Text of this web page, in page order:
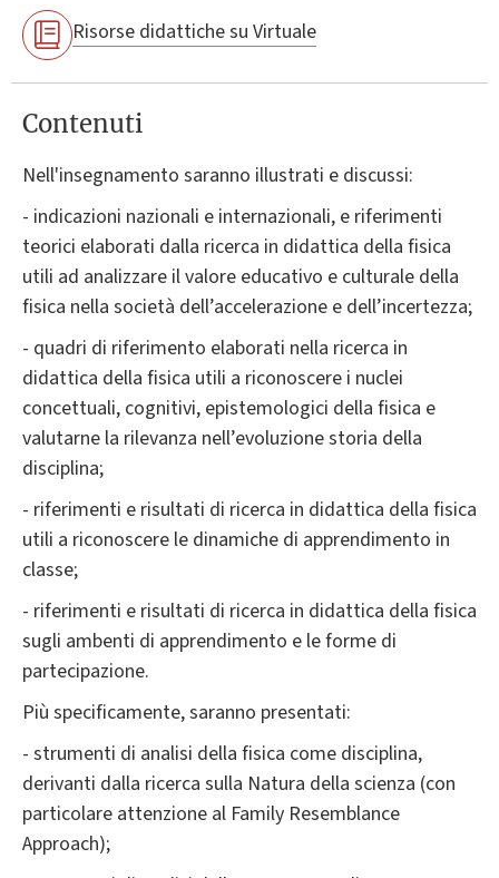
Risorse didattiche su Virtuale
Contenuti
Nell'insegnamento saranno illustrati e discussi:
- indicazioni nazionali e internazionali, e riferimenti
teorici elaborati dalla ricerca in didattica della fisica
utili ad analizzare il valore educativo e culturale della
fisica nella società dell’accelerazione e dell’incertezza;
- quadri di riferimento elaborati nella ricerca in
didattica della fisica utili a riconoscere i nuclei
concettuali, cognitivi, epistemologici della fisica e
valutarne la rilevanza nell’evoluzione storia della
disciplina;
- riferimenti e risultati di ricerca in didattica della fisica
utili a riconoscere le dinamiche di apprendimento in
classe;
- riferimenti e risultati di ricerca in didattica della fisica
sugli ambenti di apprendimento e le forme di
partecipazione.
Più specificamente, saranno presentati:
- strumenti di analisi della fisica come disciplina,
derivanti dalla ricerca sulla Natura della scienza (con
particolare attenzione al Family Resemblance
Approach);